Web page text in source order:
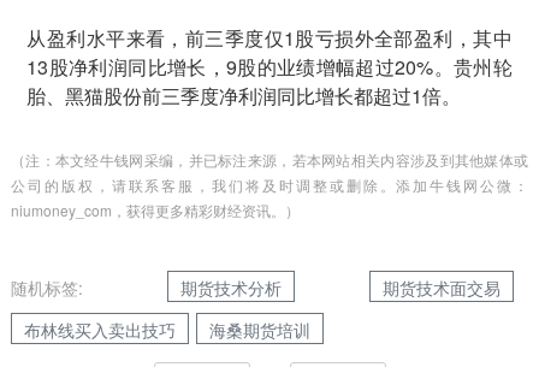
从盈利水平来看，前三季度仅1股亏损外全部盈利，其中
13股净利润同比增长，9股的业绩增幅超过20%。贵州轮
胎、黑猫股份前三季度净利润同比增长都超过1倍。
（注：本文经牛钱网采编，并已标注来源，若本网站相关内容涉及到其他媒体或
公司的版权，请联系客服，我们将及时调整或删除。添加牛钱网公微：
niumoney_com，获得更多精彩财经资讯。）
随机标签: 期货技术分析
期货技术面交易
布林线买入卖出技巧
海桑期货培训